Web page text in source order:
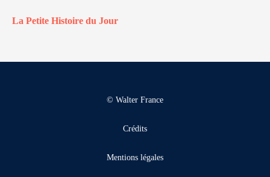
La Petite Histoire du Jour
© Walter France
Crédits
Mentions légales